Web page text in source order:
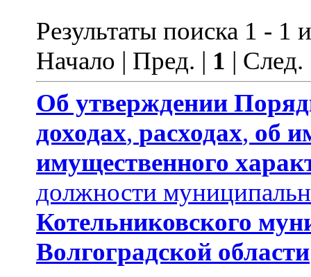
Результаты поиска 1 - 1
Начало | Пред. | 1 |
Об утверждении
доходах, расходах, об
имущественного
должности
Котельниковского
Волгоградской области